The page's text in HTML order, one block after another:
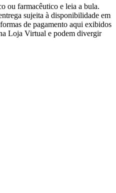
ou farmacêutico e leia a bula.
sujeita à disponibilidade em
de pagamento aqui exibidos
Loja Virtual e podem divergir